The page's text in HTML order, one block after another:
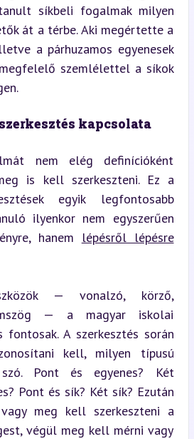
síkbeli fogalmak milyen
át a térbe. Aki megértette a
a párhuzamos egyenesek
szemlélettel a síkok
kapcsolata
nem elég definícióként
is kell szerkeszteni. Ez a
egyik legfontosabb
ilyenkor nem egyszerűen
hanem lépésről lépésre
— vonalzó, körző,
— a magyar iskolai
fontosak. A szerkesztés során
kell, milyen típusú
Pont és egyenes? Két
Pont és sík? Két sík? Ezután
meg kell szerkeszteni a
végül meg kell mérni vagy